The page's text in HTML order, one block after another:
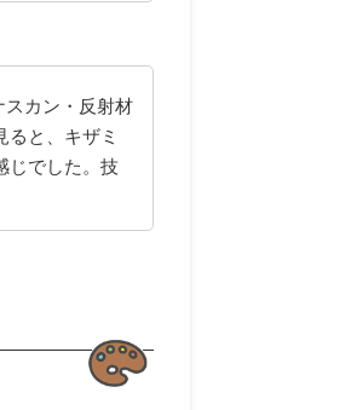
カン・反射材
と、キザミ
じでした。技